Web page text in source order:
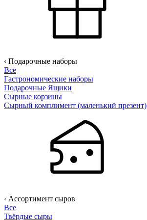
‹ Подарочные наборы
Все
Гастрономические наборы
Подарочные Ящики
Сырные корзины
Сырный комплимент (маленький презент)
‹ Ассортимент сыров
Все
Твёрдые сыры